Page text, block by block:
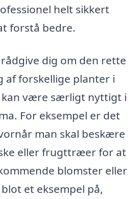
helt sikkert
forstå bedre.
dig om den rette
forskellige planter i
kan være særligt nyttigt i
For eksempel er det
man skal beskære
eller frugttræer for at
blomster eller
et eksempel på,